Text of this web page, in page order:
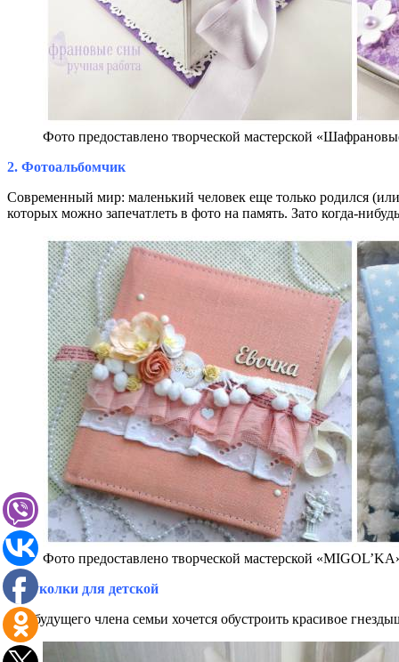
Фото предоставлено творческой мастерской
2. Фотоальбомчик
Современный мир: маленький человек еще только родился
которых можно запечатлеть в фото на память. Зато когда-
Фото предоставлено творческой мастерской
3. Куколки для детской
Для будущего члена семьи хочется обустроить красивое